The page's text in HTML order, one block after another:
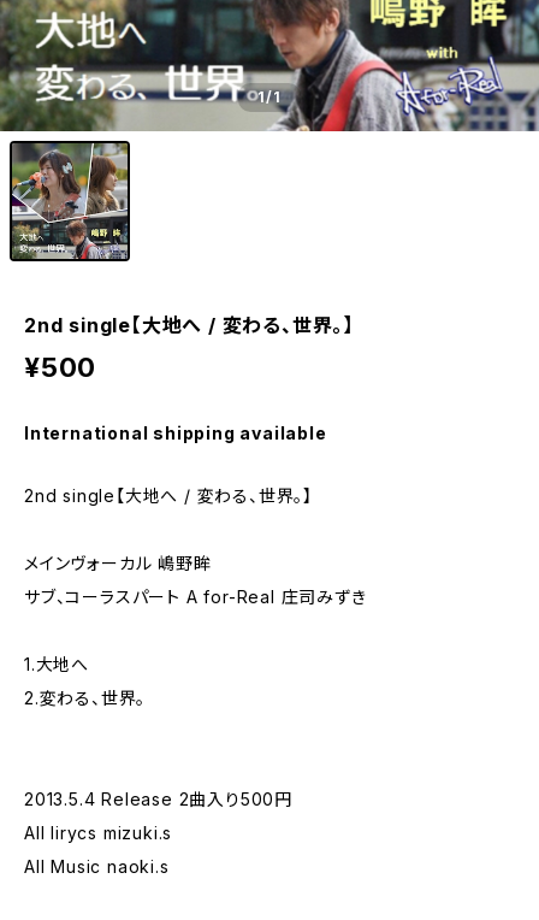
1/1
2nd single【大地へ / 変わる、世界。】
¥500
International shipping available
2nd single【大地へ / 変わる、世界。】
メインヴォーカル 嶋野眸
サブ、コーラスパート A for-Real 庄司みずき
1.大地へ
2.変わる、世界。
2013.5.4 Release 2曲入り500円
All lirycs mizuki.s
All Music naoki.s